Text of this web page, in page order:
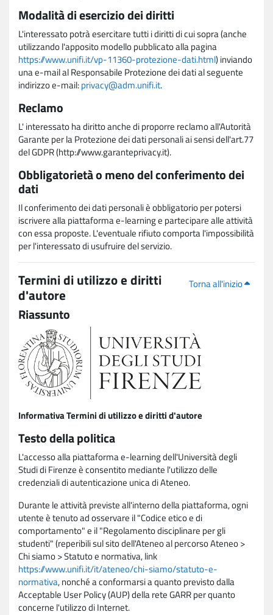
Modalità di esercizio dei diritti
L'interessato potrà esercitare tutti i diritti di cui sopra (anche
utilizzando l'apposito modello pubblicato alla pagina
https://www.unifi.it/vp-11360-protezione-dati.html) inviando
una e-mail al Responsabile Protezione dei dati al seguente
indirizzo e-mail:privacy@adm.unifi.it.
Reclamo
L' interessato ha diritto anche di proporre reclamo all'Autorità
Garante per la Protezione dei dati personali ai sensi dell'art.77
del GDPR (http://www.garanteprivacy.it).
Obbligatorietà o meno del conferimento dei
dati
Il conferimento dei dati personali è obbligatorio per potersi
iscrivere alla piattaforma e-learning e partecipare alle attività
con essa proposte. L'eventuale rifiuto comporta l'impossibilità
per l'interessato di usufruire del servizio.
Torna all'inizio
Termini di utilizzo e diritti
d'autore
Riassunto
Informativa Termini di utilizzo e diritti d'autore
Testo della politica
L'accesso alla piattaforma e-learning dell'Università degli
Studi di Firenze è consentito mediante l'utilizzo delle
credenziali di autenticazione unica di Ateneo.
Durante le attività previste all'interno della piattaforma, ogni
utente è tenuto ad osservare il "Codice etico e di
comportamento" e il "Regolamento disciplinare per gli
studenti" (reperibili sul sito dell'Ateneo al percorso Ateneo >
Chi siamo > Statuto e normativa, link
https://www.unifi.it/it/ateneo/chi-siamo/statuto-e-
normativa, nonché a conformarsi a quanto previsto dalla
Acceptable User Policy (AUP) della rete GARR per quanto
concerne l'utilizzo di Internet.